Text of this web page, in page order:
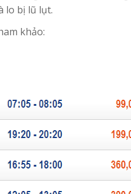
lo bị lũ lụt.
khảo: